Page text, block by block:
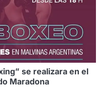
se realizara en el
Maradona